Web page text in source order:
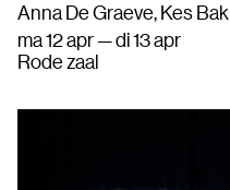
Anna De Graeve, Kes
ma 12 apr — di 13 apr
Rode zaal